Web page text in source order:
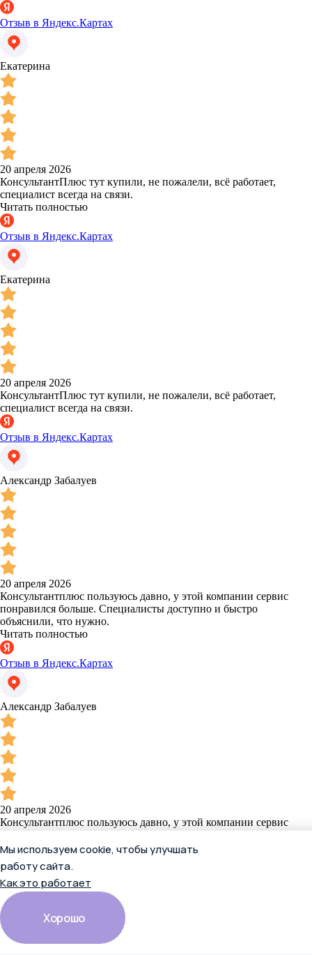
Отзыв в Яндекс.Картах
Екатерина
20 апреля 2026
КонсультантПлюс тут купили, не пожалели, всё работает,
специалист всегда на связи.
Читать полностью
Отзыв в Яндекс.Картах
Екатерина
20 апреля 2026
КонсультантПлюс тут купили, не пожалели, всё работает,
специалист всегда на связи.
Отзыв в Яндекс.Картах
Александр Забалуев
20 апреля 2026
Консультантплюс пользуюсь давно, у этой компании сервис
понравился больше. Специалисты доступно и быстро
объяснили, что нужно.
Читать полностью
Отзыв в Яндекс.Картах
Александр Забалуев
20 апреля 2026
Консультантплюс пользуюсь давно, у этой компании сервис
объяснили, что нужно.
Отзыв в Яндекс.Картах
Вячеслав Вершинин
Мы используем cookie, чтобы улучшать
работу сайта.
Как это работает
Хорошо